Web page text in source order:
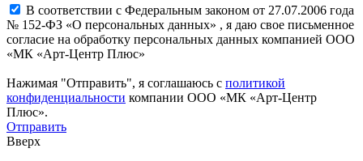
В соответствии с Федеральным законом от 27.07.2006 года
№ 152-ФЗ «О персональных данных» , я даю свое письменное
согласие на обработку персональных данных компанией ООО
«МК «Арт-Центр Плюс»
Нажимая "Отправить", я соглашаюсь с политикой
конфиденциальности компании ООО «МК «Арт-Центр
Плюс».
Отправить
Вверх